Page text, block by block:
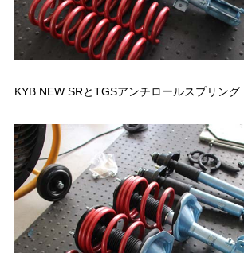
KYB NEW SRとTGSアンチロールスプリング